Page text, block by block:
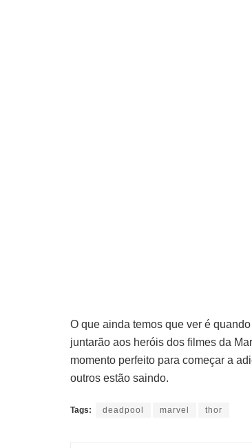
O que ainda temos que ver é
juntarão aos heróis dos filmes da
momento perfeito para começar a
outros estão saindo.
Tags: deadpool marvel thor